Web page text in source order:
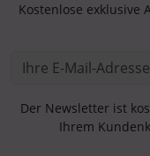
Kostenlose exklusive
Der Newsletter ist
Ihrem